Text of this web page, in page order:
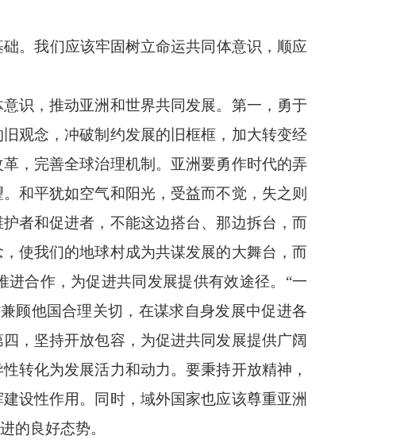
。我们应该牢固树立命运共同体意识，顺应
识，推动亚洲和世界共同发展。第一，勇于
观念，冲破制约发展的旧框框，加大转变经
，完善全球治理机制。亚洲要勇作时代的弄
和平犹如空气和阳光，受益而不觉，失之则
者和促进者，不能这边搭台、那边拆台，而
使我们的地球村成为共谋发展的大舞台，而
合作，为促进共同发展提供有效途径。“一
顾他国合理关切，在谋求自身发展中促进各
，坚持开放包容，为促进共同发展提供广阔
转化为发展活力和动力。要秉持开放精神，
设性作用。同时，域外国家也应该尊重亚洲
的良好态势。